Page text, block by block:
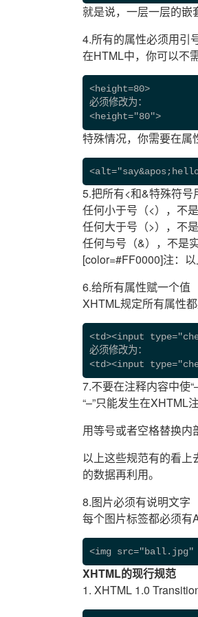
就是说，一层一层的嵌
4.所有的属性必须用引
在HTML中，你可以不
<height=80>
必须修改为：
<height="80">
特殊情况，你需要在属
5.把所有<和&特殊符号
任何小于号（<），不
任何大于号（>），不
任何与号（&），不是
[color=#FF0000]注：
6.给所有属性赋一个值
XHTML规定所有属性
<td><input
必须修改为：
<td><input
7.不要在注释内容中使
“–”只能发生在XHTML
用等号或者空格替换内
以上这些规范有的看
的数据再利用。
8.图片必须有说明文字
每个图片标签都必须有
<img
XHTML的现行规范
1. XHTML 1.0